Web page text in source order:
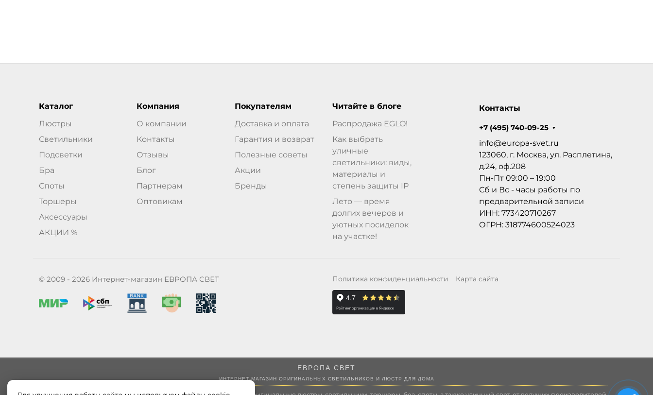
Каталог
Люстры
Светильники
Подсветки
Бра
Споты
Торшеры
Аксессуары
АКЦИИ %
Компания
О компании
Контакты
Отзывы
Блог
Партнерам
Оптовикам
Покупателям
Доставка и оплата
Гарантия и возврат
Полезные советы
Акции
Бренды
Читайте в блоге
Распродажа EGLO!
Как выбрать
уличные
светильники: виды,
материалы и
степень защиты IP
Лето — время
долгих вечеров и
уютных посиделок
на участке!
Контакты
+7 (495) 740-09-25
info@europa-svet.ru
123060, г. Москва, ул. Расплетина,
д.24, оф.208
Пн-Пт 09:00 – 19:00
Сб и Вс - часы работы по
предварительной записи
ИНН: 773420710267
ОГРН: 318774600524023
© 2009 - 2026 Интернет-магазин ЕВРОПА СВЕТ Политика конфиденциальности Карта сайта
ЕВРОПА СВЕТ
ИНТЕРНЕТ-МАГАЗИН ОРИГИНАЛЬНЫХ СВЕТИЛЬНИКОВ И ЛЮСТР ДЛЯ ДОМА